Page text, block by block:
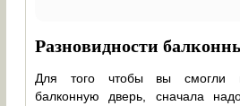
Разновидности
Для того чтобы вы смогли
балконную дверь, сначала